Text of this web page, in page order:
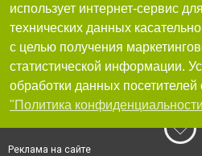
использует интернет-сервис
технических данных
с целью получения
статистической информации.
обработки данных посетителей
"Политика
Реклама на сайте